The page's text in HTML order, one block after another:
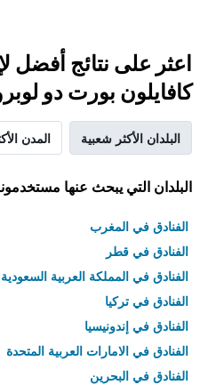
اعثر على نتائج أفضل
كافايلون بورت دو
البلدان الأكثر شعبية المدن
البلدان التي يبحث عنها
الفنادق في المغرب
الفنادق في قطر
الفنادق في المملكة العربية السعودية
الفنادق في تركيا
الفنادق في إندونيسيا
الفنادق في الامارات العربية المتحدة
الفنادق في البحرين